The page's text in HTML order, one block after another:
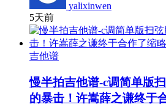
yalixinwen
5天前
吉他谱
慢半拍吉他谱-c调简单版
的暴击！许嵩薛之谦终于